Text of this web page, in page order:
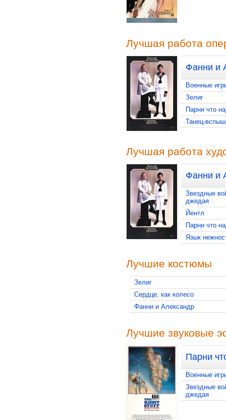
Лучшая работа
Фанни и
Военные
Зелиг
Парни что
Танец-
Лучшая работа
Фанни и
Звездные
джедая
Йентл
Парни что
Язык
Лучшие костюмы
Зелиг
Сердце, как колесо
Фанни и Александр
Лучшие звуковые
Парни
Военные
Звездные
джедая